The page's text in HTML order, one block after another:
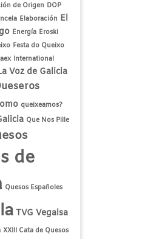
de Origen DOP
Elaboración El
Energía Eroski
Festa do Queixo
International
Voz de Galicia
queixeamos?
Que Nos Pille
de
Quesos Españoles
TVG Vegalsa
XXIII Cata de Quesos